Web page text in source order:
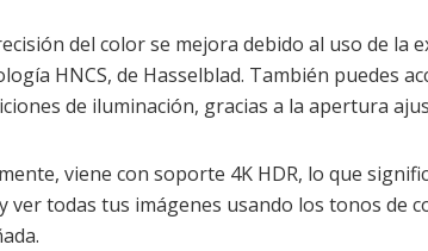
del color se mejora debido al uso de la
HNCS, de Hasselblad. También puedes
de iluminación, gracias a la apertura
viene con soporte 4K HDR, lo que
ver todas tus imágenes usando los tonos de